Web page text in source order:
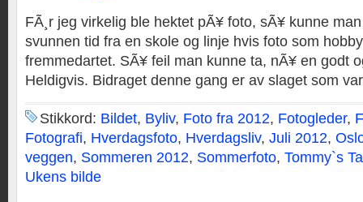
FÃ¸r jeg virkelig ble hektet pÃ¥ foto, sÃ¥ kunne
svunnen tid fra en skole og linje hvis foto som
fremmedartet. SÃ¥ feil man kunne ta, nÃ¥ en godt
Heldigvis. Bidraget denne gang er av slaget som
Stikkord: Bildet, Byliv, Foto fra 2012, Fotogleder,
Fotografi, Hverdagsfoto, Hverdagsliv, Juli 2012,
veggen, Sommeren 2012, Sommerfoto, Tommy`s
Ukens bilde